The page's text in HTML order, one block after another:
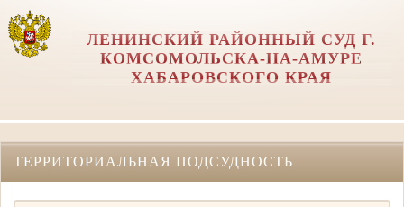
ЛЕНИНСКИЙ РАЙОННЫЙ СУД Г.
КОМСОМОЛЬСКА-НА-АМУРЕ
ХАБАРОВСКОГО КРАЯ
ТЕРРИТОРИАЛЬНАЯ ПОДСУДНОСТЬ